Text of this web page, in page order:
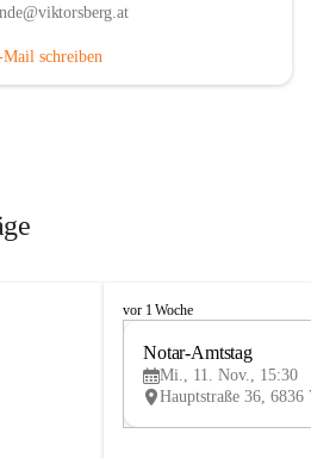
schreiben
V
vor 1 Woche
Notar-Amtstag
Mi., 11. Nov., 15:30